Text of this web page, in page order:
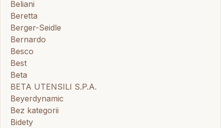
Beliani
Beretta
Berger-Seidle
Bernardo
Besco
Best
Beta
BETA UTENSILI S.P.A.
Beyerdynamic
Bez kategorii
Bidety